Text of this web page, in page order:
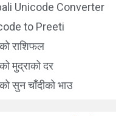
Unicode Converter
to Preeti
राशिफल
मुद्राको दर
सुन चाँदीको भाउ